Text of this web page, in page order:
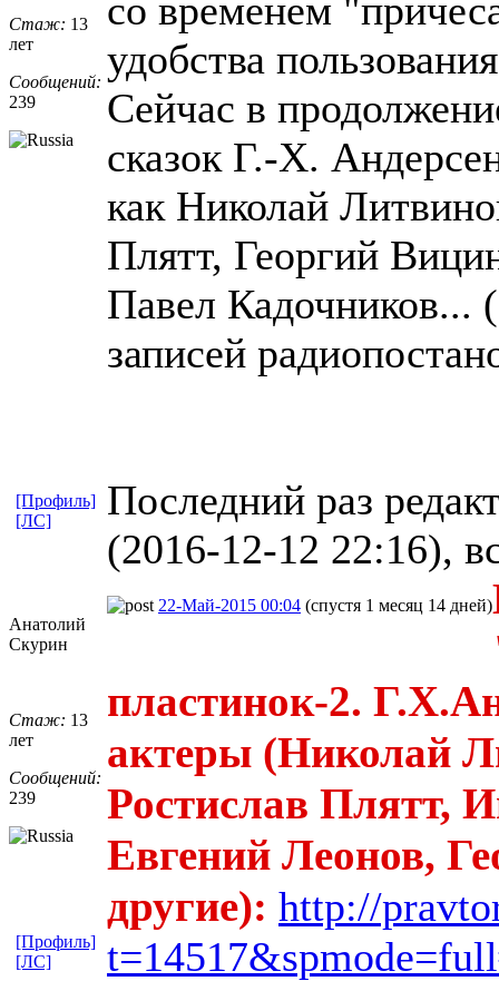
Стаж: 13
лет
Сообщений:
239
со временем
удобства
Сейчас в
сказок Г.-Х.
как Николай
Плятт, Георгий
Павел Кадочников...
записей
Последний раз
(2016-12-12 22:16),
[Профиль]
[ЛС]
Анатолий
Скурин
Стаж: 13
лет
Сообщений:
239
22-Май-2015 00:04 (спустя 1 месяц 14 дней)
пластинок-2.
актеры (Николай
Ростислав Плятт,
Евгений Леонов,
другие): http://
[Профиль]
[ЛС]